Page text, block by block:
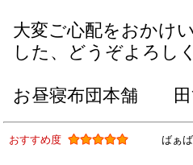
大変ご心配をおかけ
した、どうぞよろし
お昼寝布団本舗 田
おすすめ度 ばぁ